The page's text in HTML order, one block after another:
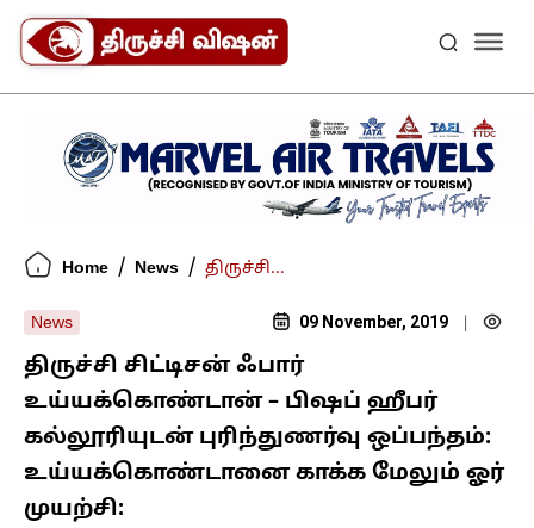
Home / News / திருச்சி...
News 09 November, 2019
திருச்சி சிட்டிசன் ஃபார்
உய்யக்கொண்டான் – பிஷப் ஹீபர்
கல்லூரியுடன் புரிந்துணர்வு ஒப்பந்தம்:
உய்யக்கொண்டானை காக்க மேலும் ஓர்
முயற்சி: